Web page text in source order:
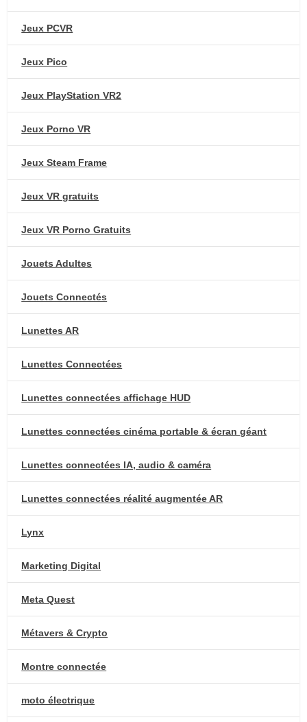
Jeux PCVR
Jeux Pico
Jeux PlayStation VR2
Jeux Porno VR
Jeux Steam Frame
Jeux VR gratuits
Jeux VR Porno Gratuits
Jouets Adultes
Jouets Connectés
Lunettes AR
Lunettes Connectées
Lunettes connectées affichage HUD
Lunettes connectées cinéma portable & écran géant
Lunettes connectées IA, audio & caméra
Lunettes connectées réalité augmentée AR
Lynx
Marketing Digital
Meta Quest
Métavers & Crypto
Montre connectée
moto électrique